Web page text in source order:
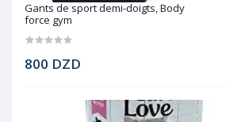
Gants de sport demi-doigts, Body
force gym
800 DZD